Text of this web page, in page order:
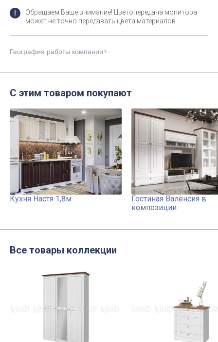
Обращаем Ваше внимание! Цветопередача монитора
может не точно передавать цвета материалов
География работы компании
С этим товаром покупают
Кухня Настя 1,8м
Гостиная Валенсия в
композиции
Все товары коллекции